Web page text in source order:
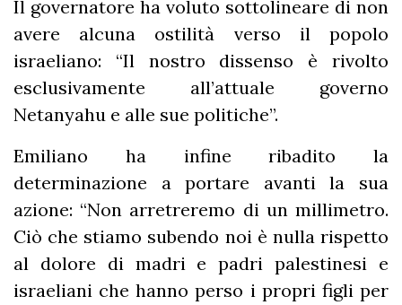
Il governatore ha voluto sottolineare di non
avere alcuna ostilità verso il popolo
israeliano: “Il nostro dissenso è rivolto
esclusivamente all’attuale governo
Netanyahu e alle sue politiche”.
Emiliano ha infine ribadito la
determinazione a portare avanti la sua
azione: “Non arretreremo di un millimetro.
Ciò che stiamo subendo noi è nulla rispetto
al dolore di madri e padri palestinesi e
israeliani che hanno perso i propri figli per